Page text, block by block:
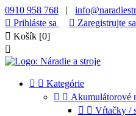
0910 958 768 |
 Prihláste sa  Zaregistrujte sa
 Košík [0]

  Kategórie
  Akumulátorové
  Vŕtačky /